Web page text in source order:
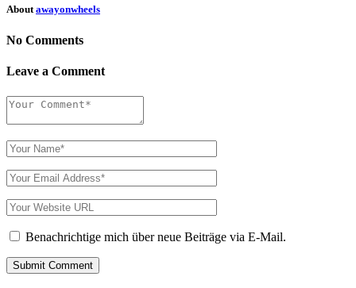
About awayonwheels
No Comments
Leave a Comment
Benachrichtige mich über neue Beiträge via E-Mail.